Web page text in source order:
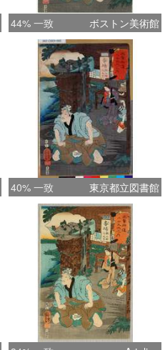
44% 一致 ボストン美術館
40% 一致 東京都立図書館